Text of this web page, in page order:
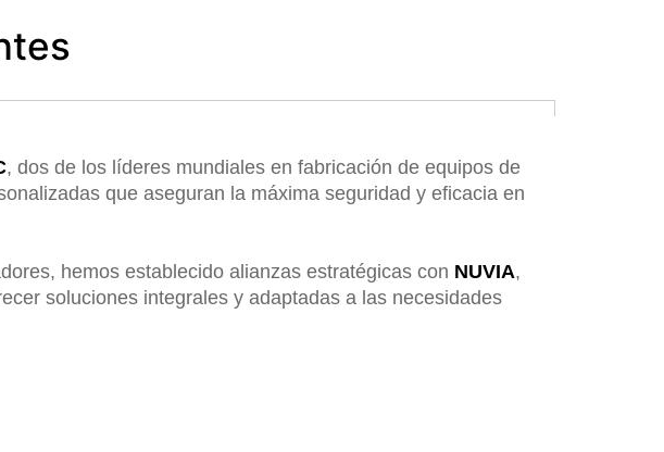
, dos de los líderes mundiales en fabricación de equipos de
que aseguran la máxima seguridad y eficacia en
hemos establecido alianzas estratégicas con NUVIA,
soluciones integrales y adaptadas a las necesidades